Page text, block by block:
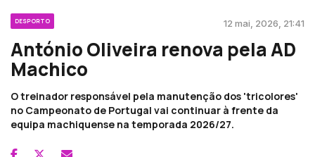
DESPORTO 12 mai, 2026, 21:41
António Oliveira renova pela AD
Machico
O treinador responsável pela manutenção dos 'tricolores'
no Campeonato de Portugal vai continuar à frente da
equipa machiquense na temporada 2026/27.